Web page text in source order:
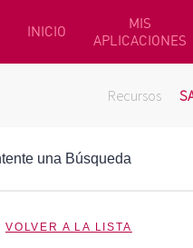
INICIO
MIS
APLICACIONES
Recursos